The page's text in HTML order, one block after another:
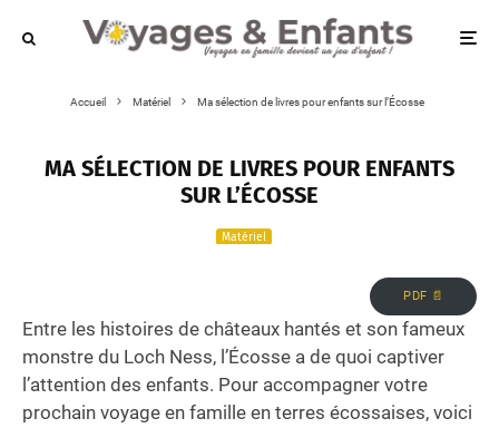
Accueil Matériel Ma sélection de livres pour enfants sur l’Écosse
MA SÉLECTION DE LIVRES POUR ENFANTS
SUR L’ÉCOSSE
Matériel
PDF 📄
Entre les histoires de châteaux hantés et son fameux
monstre du Loch Ness, l’Écosse a de quoi captiver
l’attention des enfants. Pour accompagner votre
prochain voyage en famille en terres écossaises, voici